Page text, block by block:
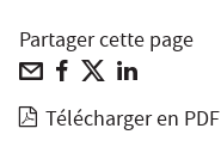
Partager cette page
Télécharger en PDF